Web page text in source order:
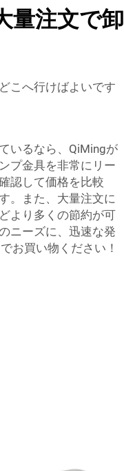
量注文で卸
こへ行けばよいです
いるなら、QiMingが
プ金具を非常にリー
認して価格を比較
。また、大量注文に
より多くの節約が可
ニーズに、迅速な発
お買い物ください！